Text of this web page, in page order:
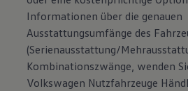
Informationen über die genauen
Ausstattungsumfänge des
(Serienausstattung/
Kombinationszwänge, wenden
Volkswagen Nutzfahrzeuge